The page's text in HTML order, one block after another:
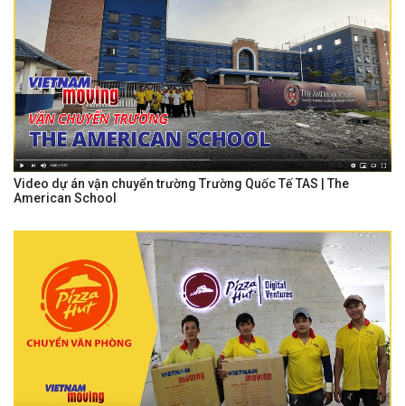
Video dự án vận chuyển trường Trường Quốc Tế TAS | The
American School